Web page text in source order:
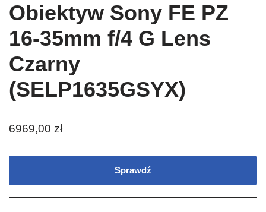
Obiektyw Sony FE PZ
16-35mm f/4 G Lens
Czarny
(SELP1635GSYX)
6969,00 zł
Sprawdź